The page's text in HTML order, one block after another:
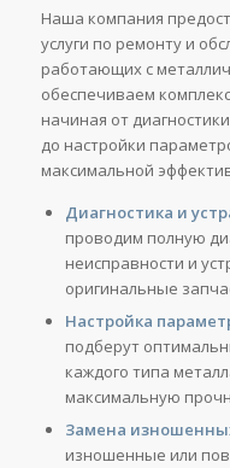
Наша компания
услуги по ремонту и
работающих с
обеспечиваем
начиная от
до настройки
максимальной
Диагностика и
проводим полную
неисправности и
оригинальные
Настройка
подберут
каждого типа
максимальную
Замена
изношенные или